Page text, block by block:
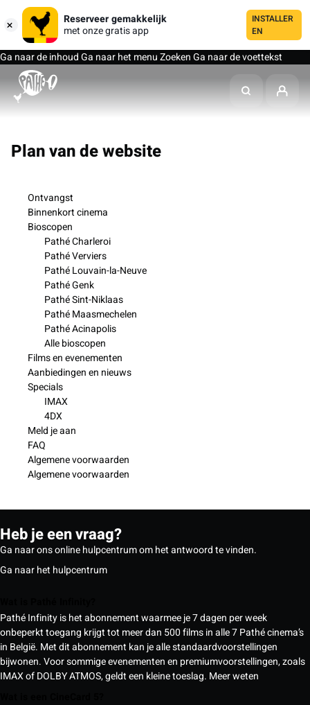
Reserveer gemakkelijk
met onze gratis app
INSTALLER
EN
Ga naar de inhoudGa naar het menuZoekenGa naar de voettekst
Plan van de website
Ontvangst
Binnenkort cinema
Bioscopen
Pathé Charleroi
Pathé Verviers
Pathé Louvain-la-Neuve
Pathé Genk
Pathé Sint-Niklaas
Pathé Maasmechelen
Pathé Acinapolis
Alle bioscopen
Films en evenementen
Aanbiedingen en nieuws
Specials
IMAX
4DX
Meld je aan
FAQ
Algemene voorwaarden
Algemene voorwaarden
Heb je een vraag?
Ga naar ons online hulpcentrum om het antwoord te vinden.
Ga naar het hulpcentrum
Pathé Infinity is het abonnement waarmee je 7 dagen per week
onbeperkt toegang krijgt tot meer dan 500 films in alle 7 Pathé cinema’s
in België. Met dit abonnement kan je alle standaardvoorstellingen
bijwonen. Voor sommige evenementen en premiumvoorstellingen, zoals
IMAX of DOLBY ATMOS, geldt een kleine toeslag. Meer weten